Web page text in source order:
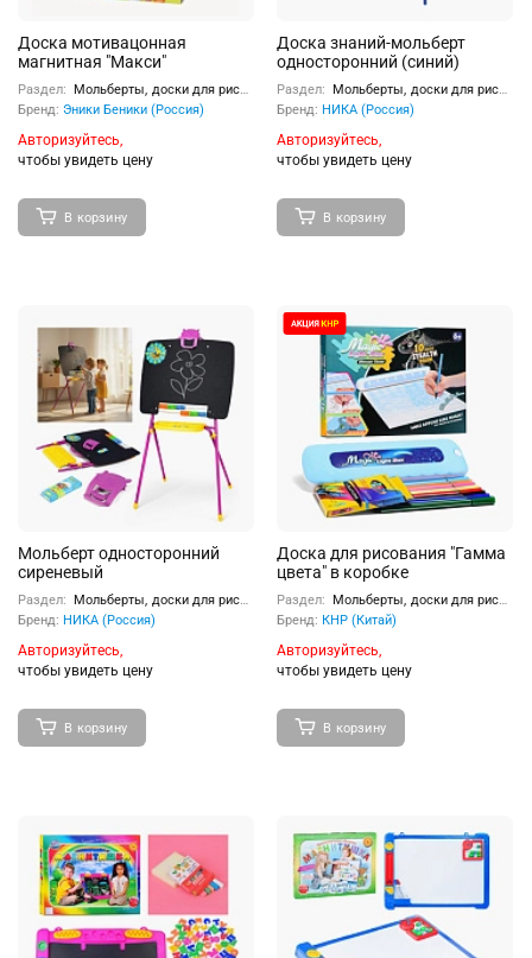
Доска мотивацонная
магнитная "Макси"
Раздел:
Мольберты, доски для рисования
Бренд: Эники Беники (Россия)
Авторизуйтесь,
чтобы увидеть цену
В корзину
Доска знаний-мольберт
односторонний (синий)
Раздел:
Мольберты, доски для рисования
Бренд: НИКА (Россия)
Авторизуйтесь,
чтобы увидеть цену
В корзину
Мольберт односторонний
сиреневый
Раздел:
Мольберты, доски для рисования
Бренд: НИКА (Россия)
Авторизуйтесь,
чтобы увидеть цену
В корзину
Доска для рисования "Гамма
цвета" в коробке
Раздел:
Мольберты, доски для рисования
Бренд: КНР (Китай)
Авторизуйтесь,
чтобы увидеть цену
В корзину